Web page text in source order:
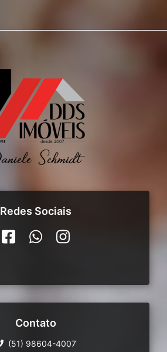
Redes Sociais
Contato
(51) 98604-4007